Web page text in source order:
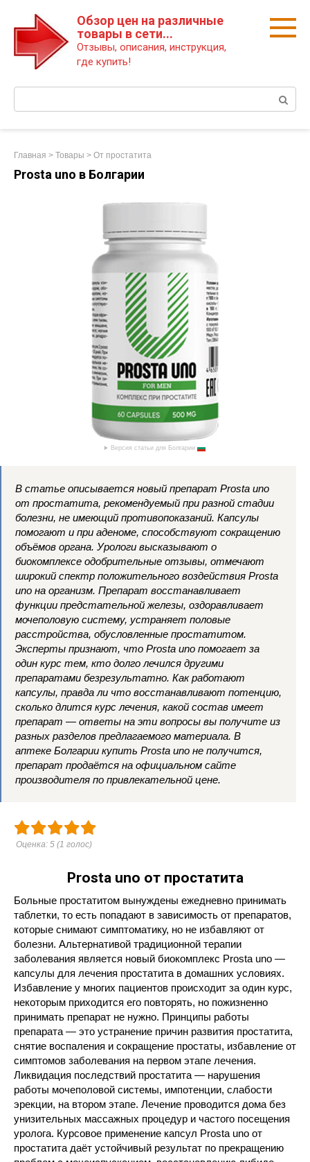
Обзор цен на различные
товары в сети...
Отзывы, описания, инструкция,
где купить!
Главная > Товары > От простатита
Prosta uno в Болгарии
Версия статьи для Болгарии
В статье описывается новый препарат Prosta uno
от простатита, рекомендуемый при разной стадии
болезни, не имеющий противопоказаний. Капсулы
помогают и при аденоме, способствуют сокращению
объёмов органа. Урологи высказывают о
биокомплексе одобрительные отзывы, отмечают
широкий спектр положительного воздействия Prosta
uno на организм. Препарат восстанавливает
функции предстательной железы, оздоравливает
мочеполовую систему, устраняет половые
расстройства, обусловленные простатитом.
Эксперты признают, что Prosta uno помогает за
один курс тем, кто долго лечился другими
препаратами безрезультатно. Как работают
капсулы, правда ли что восстанавливают потенцию,
сколько длится курс лечения, какой состав имеет
препарат — ответы на эти вопросы вы получите из
разных разделов предлагаемого материала. В
аптеке Болгарии купить Prosta uno не получится,
препарат продаётся на официальном сайте
производителя по привлекательной цене.
Оценка: 5 (1 голос)
Prosta uno от простатита
Больные простатитом вынуждены ежедневно принимать
таблетки, то есть попадают в зависимость от препаратов,
которые снимают симптоматику, но не избавляют от
болезни. Альтернативой традиционной терапии
заболевания является новый биокомплекс Prosta uno —
капсулы для лечения простатита в домашних условиях.
Избавление у многих пациентов происходит за один курс,
некоторым приходится его повторять, но пожизненно
принимать препарат не нужно. Принципы работы
препарата — это устранение причин развития простатита,
снятие воспаления и сокращение простаты, избавление от
симптомов заболевания на первом этапе лечения.
Ликвидация последствий простатита — нарушения
работы мочеполовой системы, импотенции, слабости
эрекции, на втором этапе. Лечение проводится дома без
унизительных массажных процедур и частого посещения
уролога. Курсовое применение капсул Prosta uno от
простатита даёт устойчивый результат по прекращению